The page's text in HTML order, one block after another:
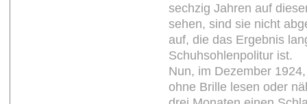
sechzig Jahren auf
sehen, sind sie nicht
auf, die das Ergebnis
Schuhsohlenpolitur ist.
Nun, im Dezember
ohne Brille lesen oder